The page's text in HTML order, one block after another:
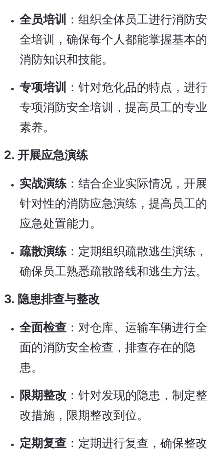
全员培训 ：组织全体员工进行消防安
全培训，确保每个人都能掌握基本的
消防知识和技能。
专项培训 ：针对危化品的特点，进行
专项消防安全培训，提高员工的专业
素养。
2. 开展应急演练
实战演练 ：结合企业实际情况，开展
针对性的消防应急演练，提高员工的
应急处置能力。
疏散演练 ：定期组织疏散逃生演练，
确保员工熟悉疏散路线和逃生方法。
3. 隐患排查与整改
全面检查 ：对仓库、运输车辆进行全
面的消防安全检查，排查存在的隐
患。
限期整改 ：针对发现的隐患，制定整
改措施，限期整改到位。
定期复查 ：定期进行复查，确保整改